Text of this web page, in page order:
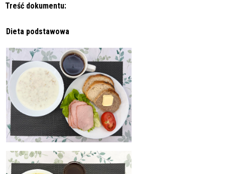
Treść dokumentu:
Dieta podstawowa